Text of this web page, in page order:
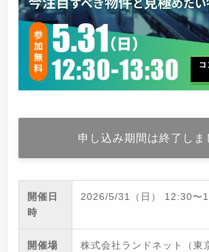
申し込み期間は終了しま
開催日
時
2026/5/31（日） 12:30〜
開催場
株式会社ランドネット（東